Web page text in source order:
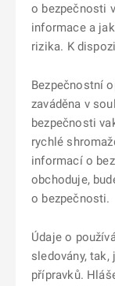
o bezpečnosti
informace a
rizika. K
Bezpečnostní
zaváděna v
bezpečnosti
rychlé
informací o
obchoduje,
o bezpečnosti.
Údaje o
sledovány,
přípravků.